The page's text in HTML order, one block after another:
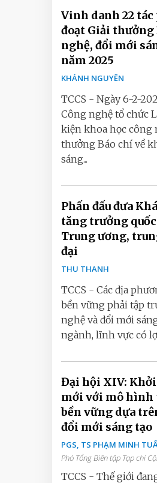
Vinh danh 22
đoạt Giải thưởng
nghệ, đổi mới
năm 2025
KHÁNH NGUYÊN
TCCS - Ngày 6-2-
Công nghệ tổ chức
kiện khoa học công
thưởng Báo chí về
sáng...
Phấn đấu đưa
tăng trưởng
Trung ương,
đại
THU THANH
TCCS - Các địa
bền vững phải tập
nghệ và đổi mới
ngành, lĩnh vực có
Đại hội XIV:
mới với mô hình
bền vững dựa
đổi mới sáng tạo
PGS, TS PHẠM MINH
Phó Tổng Biên tập Tạp chí
TCCS - Thế giới